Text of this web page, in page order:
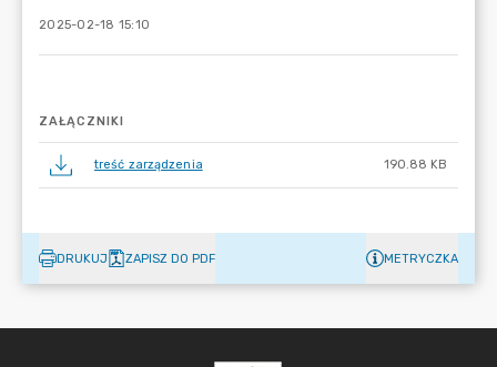
2025-02-18 15:10
ZAŁĄCZNIKI
treść zarządzenia 190.88 KB
DRUKUJ ZAPISZ DO PDF METRYCZKA